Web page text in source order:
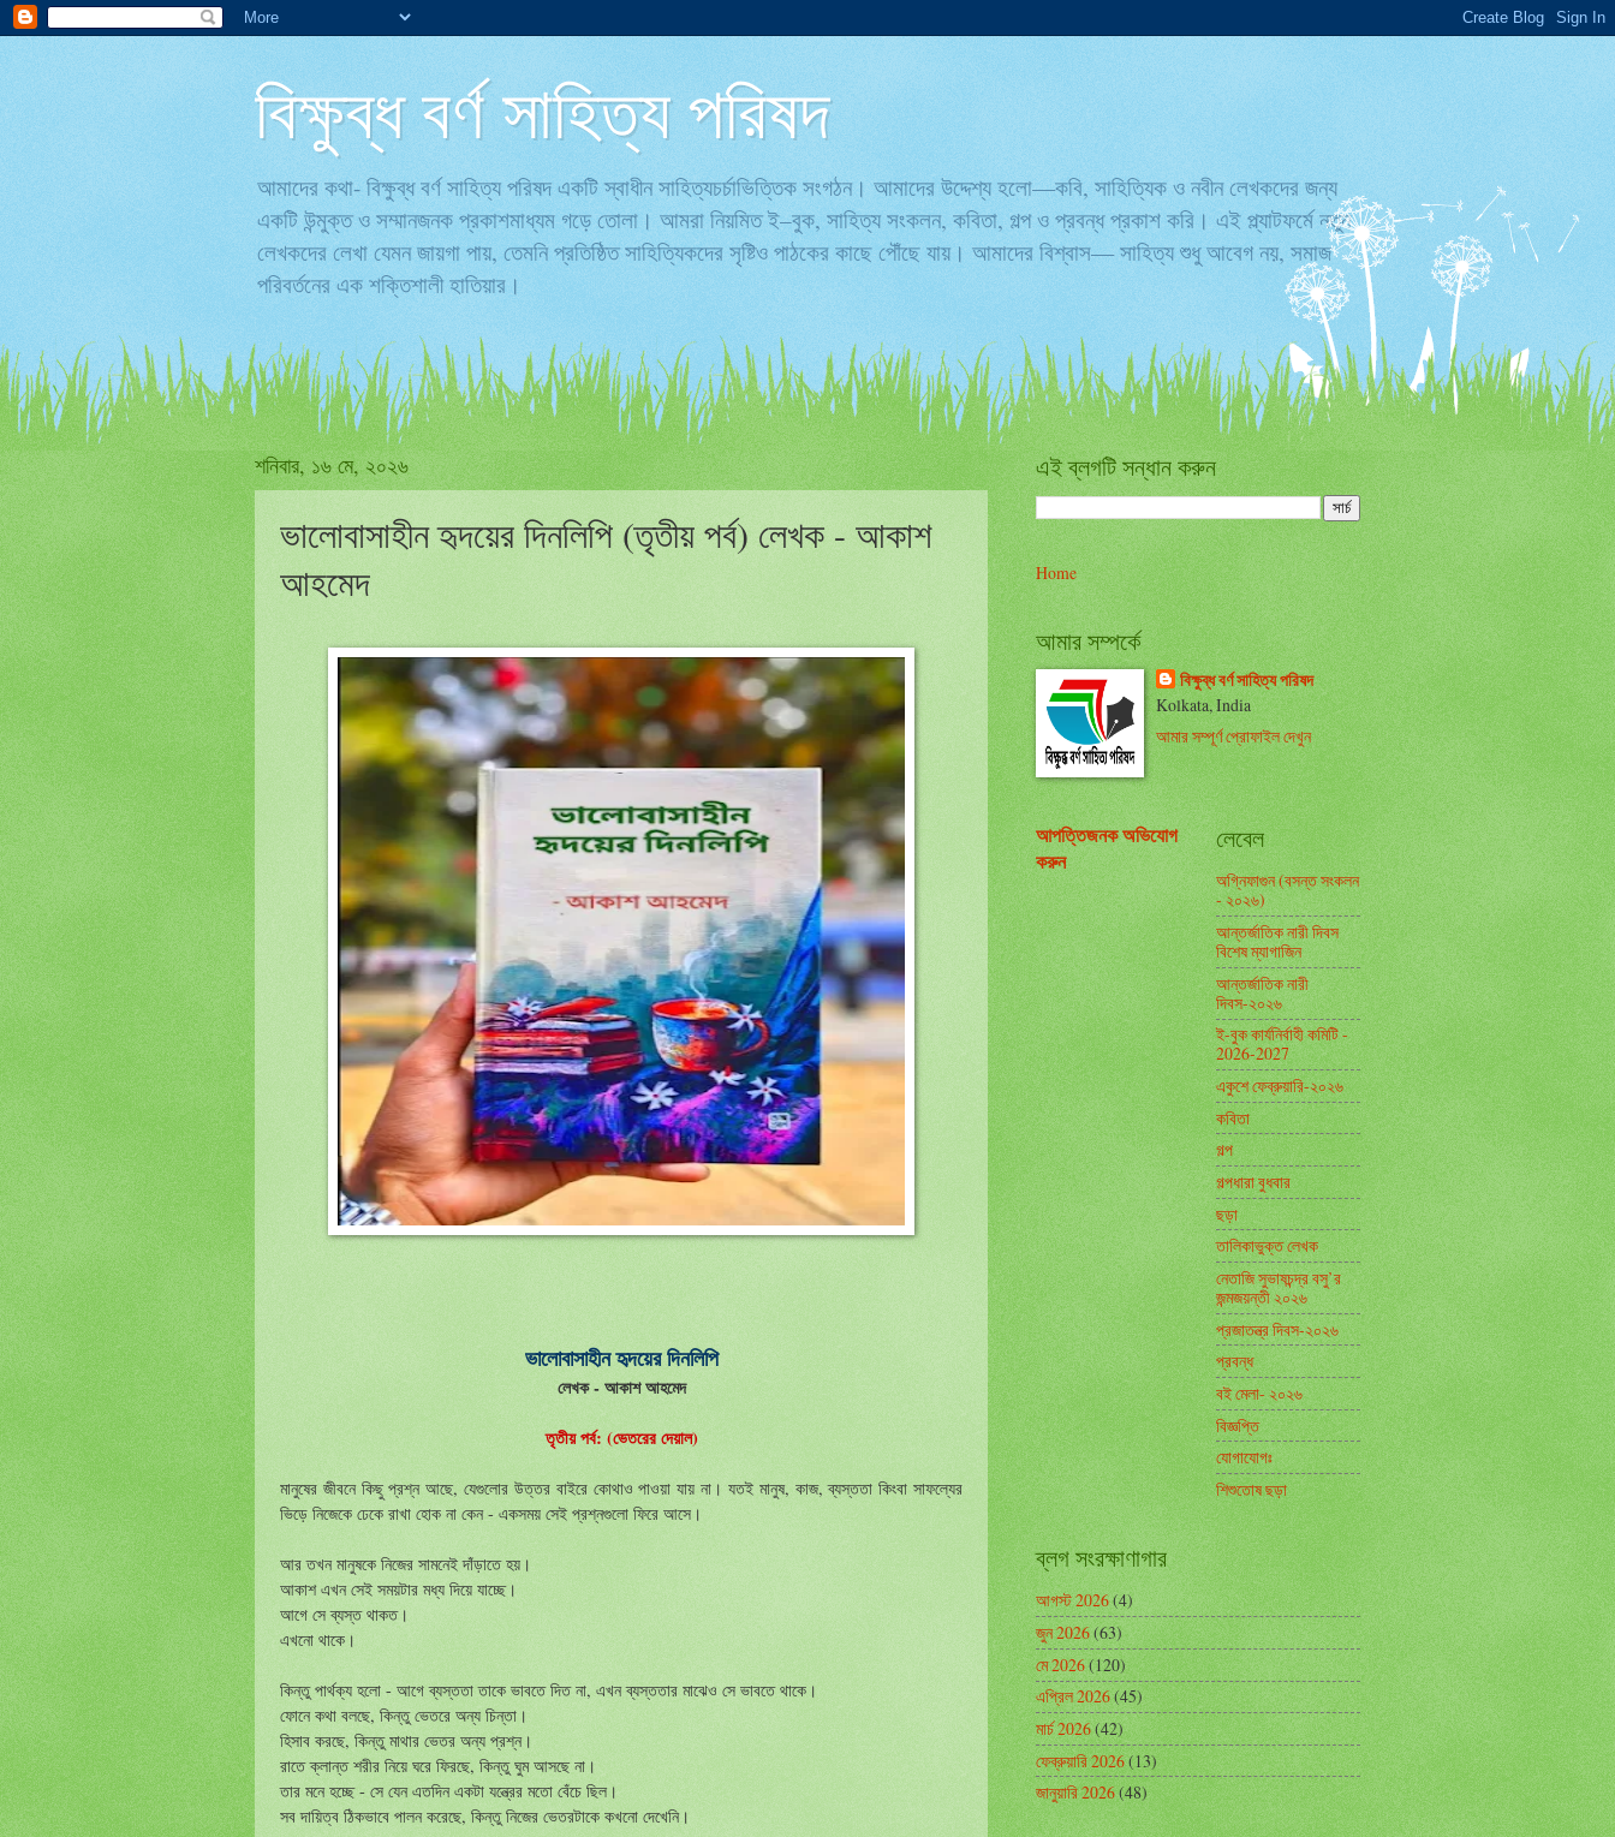
বিক্ষুব্ধ বর্ণ সাহিত্য পরিষদ
আমাদের কথা- বিক্ষুব্ধ বর্ণ সাহিত্য পরিষদ একটি স্বাধীন সাহিত্যচর্চাভিত্তিক সংগঠন। আমাদের উদ্দেশ্য হলো—কবি, সাহিত্যিক ও নবীন লেখকদের জন্য
একটি উন্মুক্ত ও সম্মানজনক প্রকাশমাধ্যম গড়ে তোলা। আমরা নিয়মিত ই–বুক, সাহিত্য সংকলন, কবিতা, গল্প ও প্রবন্ধ প্রকাশ করি। এই প্ল্যাটফর্মে নতুন
লেখকদের লেখা যেমন জায়গা পায়, তেমনি প্রতিষ্ঠিত সাহিত্যিকদের সৃষ্টিও পাঠকের কাছে পৌঁছে যায়। আমাদের বিশ্বাস— সাহিত্য শুধু আবেগ নয়, সমাজ
পরিবর্তনের এক শক্তিশালী হাতিয়ার।
শনিবার, ১৬ মে, ২০২৬
ভালোবাসাহীন হৃদয়ের দিনলিপি (তৃতীয় পর্ব) লেখক - আকাশ
আহমেদ
ভালোবাসাহীন হৃদয়ের দিনলিপি
লেখক - আকাশ আহমেদ
তৃতীয় পর্ব: (ভেতরের দেয়াল)
মানুষের জীবনে কিছু প্রশ্ন আছে, যেগুলোর উত্তর বাইরে কোথাও পাওয়া যায় না। যতই মানুষ, কাজ, ব্যস্ততা কিংবা সাফল্যের
ভিড়ে নিজেকে ঢেকে রাখা হোক না কেন - একসময় সেই প্রশ্নগুলো ফিরে আসে।
আর তখন মানুষকে নিজের সামনেই দাঁড়াতে হয়।
আকাশ এখন সেই সময়টার মধ্য দিয়ে যাচ্ছে।
আগে সে ব্যস্ত থাকত।
এখনো থাকে।
কিন্তু পার্থক্য হলো - আগে ব্যস্ততা তাকে ভাবতে দিত না, এখন ব্যস্ততার মাঝেও সে ভাবতে থাকে।
ফোনে কথা বলছে, কিন্তু ভেতরে অন্য চিন্তা।
হিসাব করছে, কিন্তু মাথার ভেতর অন্য প্রশ্ন।
রাতে ক্লান্ত শরীর নিয়ে ঘরে ফিরছে, কিন্তু ঘুম আসছে না।
তার মনে হচ্ছে - সে যেন এতদিন একটা যন্ত্রের মতো বেঁচে ছিল।
সব দায়িত্ব ঠিকভাবে পালন করেছে, কিন্তু নিজের ভেতরটাকে কখনো দেখেনি।
এই ব্লগটি সন্ধান করুন
Home
আমার সম্পর্কে
বিক্ষুব্ধ বর্ণ সাহিত্য পরিষদ
Kolkata, India
আমার সম্পূর্ণ প্রোফাইল দেখুন
আপত্তিজনক অভিযোগ
করুন
লেবেল
অগ্নিফাগুন (বসন্ত সংকলন
- ২০২৬)
আন্তর্জাতিক নারী দিবস
বিশেষ ম্যাগাজিন
আন্তর্জাতিক নারী
দিবস-২০২৬
ই-বুক কার্যনির্বাহী কমিটি -
2026-2027
একুশে ফেব্রুয়ারি-২০২৬
কবিতা
গল্প
গল্পধারা বুধবার
ছড়া
তালিকাভুক্ত লেখক
নেতাজি সুভাষচন্দ্র বসু’র
জন্মজয়ন্তী ২০২৬
প্রজাতন্ত্র দিবস-২০২৬
প্রবন্ধ
বই মেলা- ২০২৬
বিজ্ঞপ্তি
যোগাযোগঃ
শিশুতোষ ছড়া
ব্লগ সংরক্ষাণাগার
আগস্ট 2026(4)
জুন 2026(63)
মে 2026(120)
এপ্রিল 2026(45)
মার্চ 2026(42)
ফেব্রুয়ারি 2026(13)
জানুয়ারি 2026(48)